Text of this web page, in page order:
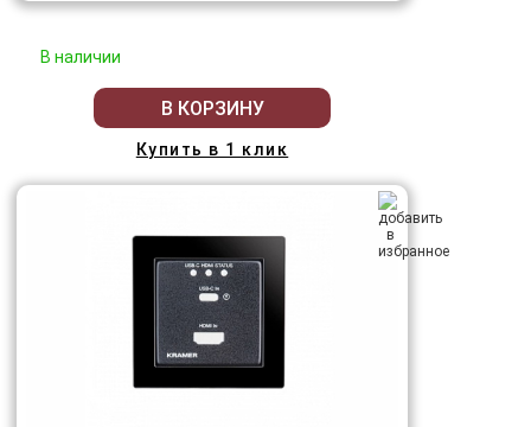
В наличии
В КОРЗИНУ
Купить в 1 клик